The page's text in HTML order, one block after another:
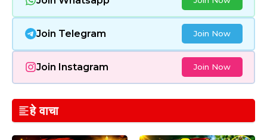
Join Telegram Join Now
Join Instagram Join Now
हे वाचा